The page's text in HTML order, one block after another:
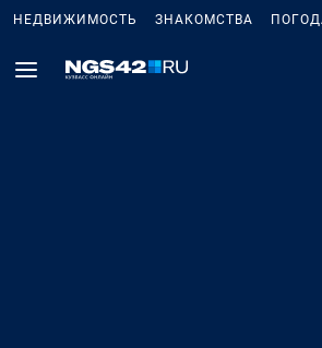
НЕДВИЖИМОСТЬ ЗНАКОМСТВА